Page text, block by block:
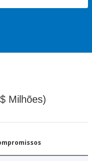
Milhões)